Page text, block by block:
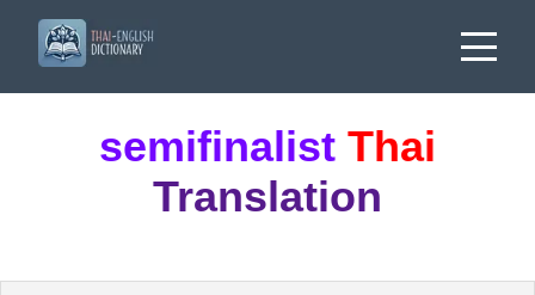
semifinalist Thai
Translation